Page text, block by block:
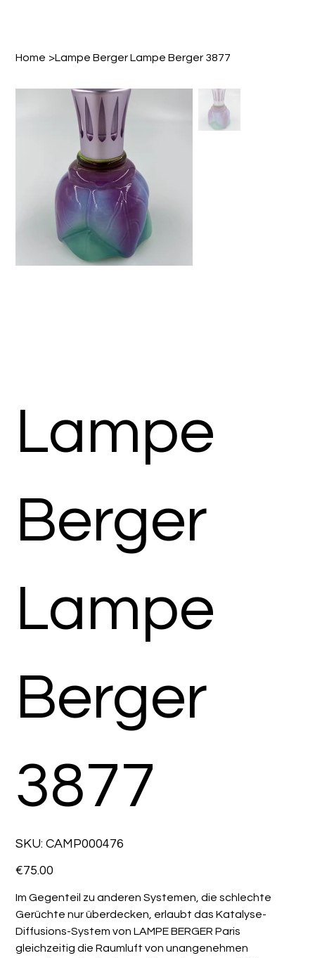
Home >Lampe Berger Lampe Berger 3877
Lampe
Berger
Lampe
Berger
3877
SKU: SKU
CAMP000476
CAMP000476
Price
€75.00
Im Gegenteil zu anderen Systemen, die schlechte
Gerüchte nur überdecken, erlaubt das Katalyse-
Diffusions-System von LAMPE BERGER Paris
gleichzeitig die Raumluft von unangenehmen